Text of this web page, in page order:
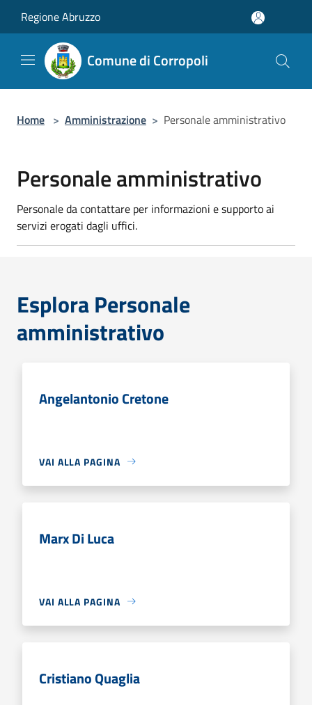
Regione Abruzzo
Comune di Corropoli
Home > Amministrazione > Personale amministrativo
Personale amministrativo
Personale da contattare per informazioni e supporto ai
servizi erogati dagli uffici.
Esplora Personale
amministrativo
Angelantonio Cretone
VAI ALLA PAGINA
Marx Di Luca
VAI ALLA PAGINA
Cristiano Quaglia